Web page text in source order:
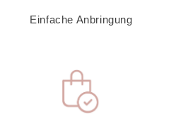
Einfache Anbringung